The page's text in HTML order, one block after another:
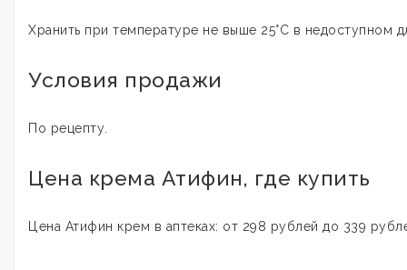
Хранить при температуре не выше 25°C в недоступном
Условия продажи
По рецепту.
Цена крема Атифин, где купить
Цена Атифин крем в аптеках: от 298 рублей до 339